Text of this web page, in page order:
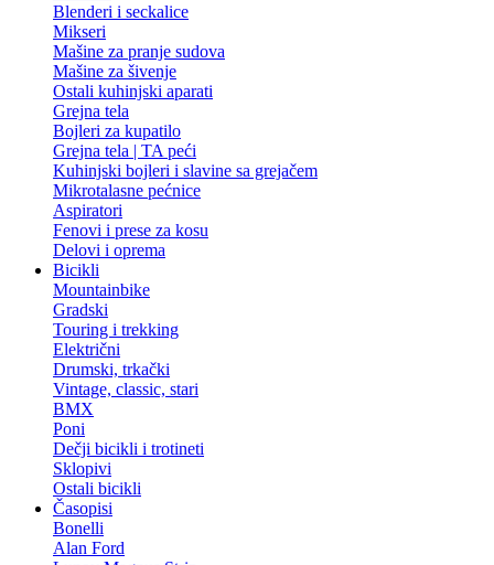
Blenderi i seckalice
Mikseri
Mašine za pranje sudova
Mašine za šivenje
Ostali kuhinjski aparati
Grejna tela
Bojleri za kupatilo
Grejna tela | TA peći
Kuhinjski bojleri i slavine sa grejačem
Mikrotalasne pećnice
Aspiratori
Fenovi i prese za kosu
Delovi i oprema
Bicikli
Mountainbike
Gradski
Touring i trekking
Električni
Drumski, trkački
Vintage, classic, stari
BMX
Poni
Dečji bicikli i trotineti
Sklopivi
Ostali bicikli
Časopisi
Bonelli
Alan Ford